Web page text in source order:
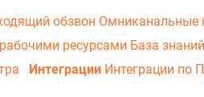
обзвон Омниканальные
ресурсами База знаний
Интеграции Интеграции по